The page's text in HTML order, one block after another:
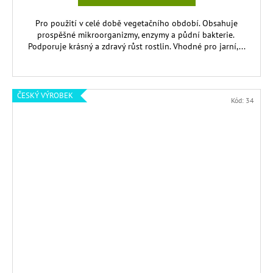
Pro použití v celé době vegetačního období. Obsahuje
prospěšné mikroorganizmy, enzymy a půdní bakterie.
Podporuje krásný a zdravý růst rostlin. Vhodné pro jarní,...
ČESKÝ VÝROBEK Kód: 34